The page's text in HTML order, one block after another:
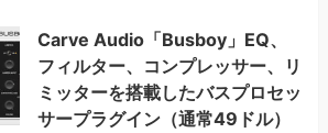
Carve Audio「Busboy」EQ、
フィルター、コンプレッサー、リ
ミッターを搭載したバスプロセッ
サープラグイン（通常49ドル）